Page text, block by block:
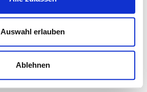
Auswahl erlauben
Ablehnen